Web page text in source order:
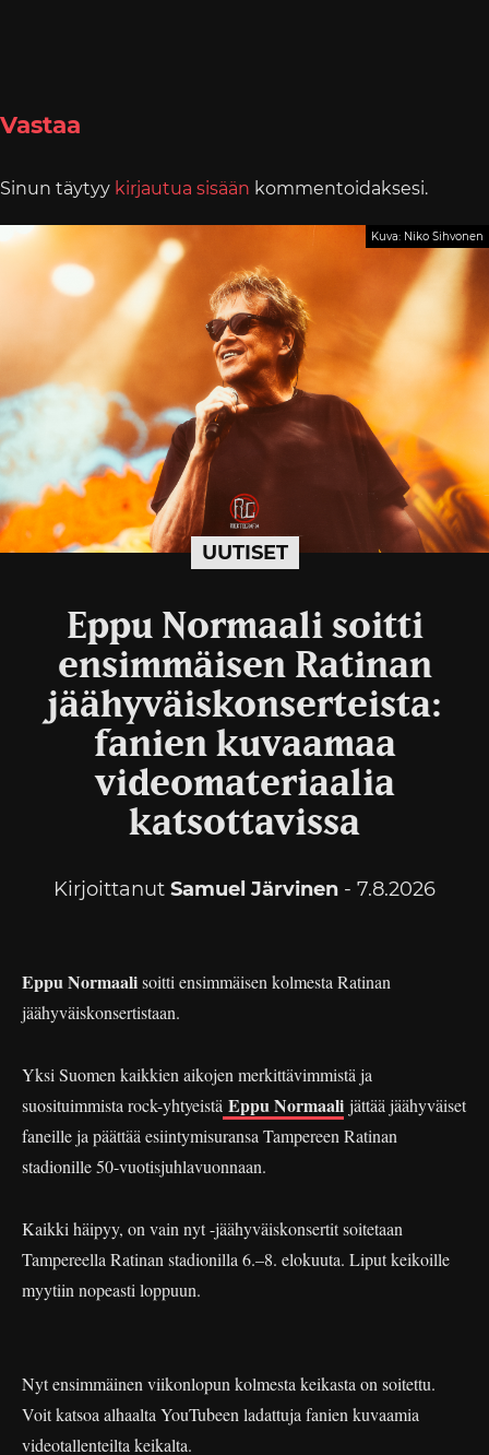
Vastaa
Sinun täytyy kirjautua sisään kommentoidaksesi.
UUTISET
Kuva: Niko Sihvonen
Eppu Normaali soitti
ensimmäisen Ratinan
jäähyväiskonserteista:
fanien kuvaamaa
videomateriaalia
katsottavissa
Kirjoittanut Samuel Järvinen - 7.8.2026
Eppu Normaalisoitti ensimmäisen kolmesta Ratinan
jäähyväiskonsertistaan.
Yksi Suomen kaikkien aikojen merkittävimmistä ja
suosituimmista rock-yhtyeistä Eppu Normaali jättää jäähyväiset
faneille ja päättää esiintymisuransa Tampereen Ratinan
stadionille 50-vuotisjuhlavuonnaan.
Kaikki häipyy, on vain nyt -jäähyväiskonsertit soitetaan
Tampereella Ratinan stadionilla 6.–8. elokuuta. Liput keikoille
myytiin nopeasti loppuun.
Nyt ensimmäinen viikonlopun kolmesta keikasta on soitettu.
Voit katsoa alhaalta YouTubeen ladattuja fanien kuvaamia
videotallenteilta keikalta.